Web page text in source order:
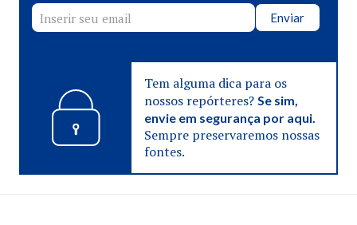
Enviar
Tem alguma dica para os
nossos repórteres? Se sim,
envie em segurança por aqui.
Sempre preservaremos nossas
fontes.